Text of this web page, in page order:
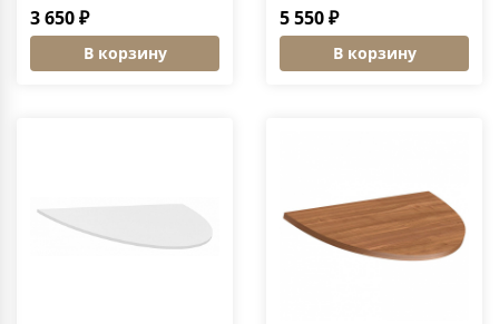
3 650 ₽
В корзину
5 550 ₽
В корзину